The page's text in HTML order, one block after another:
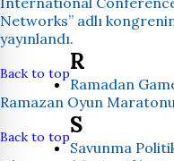
Networks” adlı
yayınlandı.
Back to topR
Ramadan
Ramazan Oyun
Back to topS
Savunma